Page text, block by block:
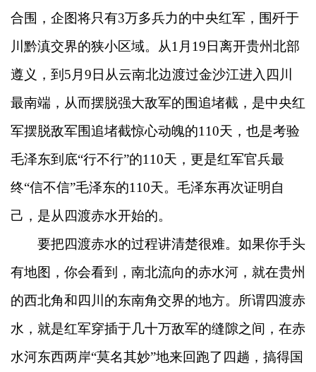
合围，企图将只有3万多兵力的中央红军，围歼于
川黔滇交界的狭小区域。从1月19日离开贵州北部
遵义，到5月9日从云南北边渡过金沙江进入四川
最南端，从而摆脱强大敌军的围追堵截，是中央红
军摆脱敌军围追堵截惊心动魄的110天，也是考验
毛泽东到底“行不行”的110天，更是红军官兵最
终“信不信”毛泽东的110天。毛泽东再次证明自
己，是从四渡赤水开始的。
要把四渡赤水的过程讲清楚很难。如果你手头
有地图，你会看到，南北流向的赤水河，就在贵州
的西北角和四川的东南角交界的地方。所谓四渡赤
水，就是红军穿插于几十万敌军的缝隙之间，在赤
水河东西两岸“莫名其妙”地来回跑了四趟，搞得国